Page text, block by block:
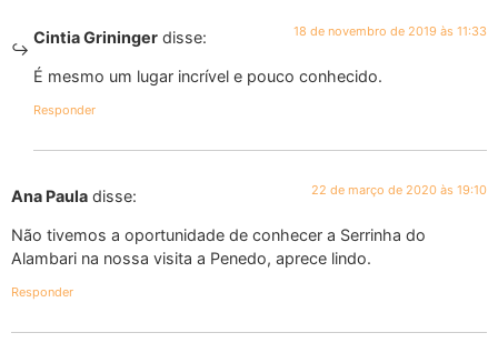
Cintia Grininger disse: 18 de novembro de 2019 às 11:33
É mesmo um lugar incrível e pouco conhecido.
Responder
Ana Paula disse: 22 de março de 2020 às 19:10
Não tivemos a oportunidade de conhecer a Serrinha do
Alambari na nossa visita a Penedo, aprece lindo.
Responder